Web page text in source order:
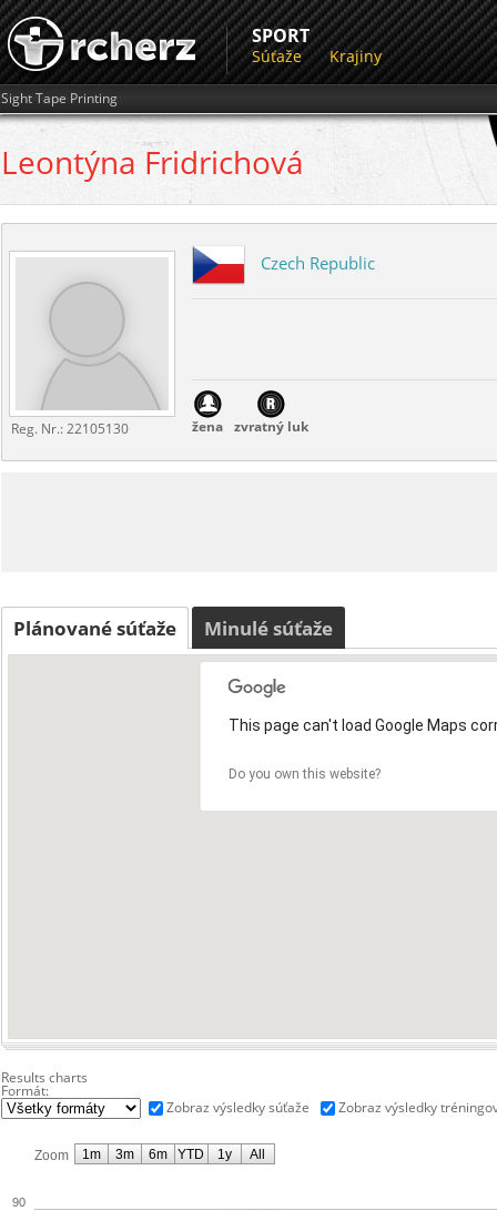
SPORT
Súťaže Krajiny
Sight Tape Printing
Leontýna Fridrichová
Reg. Nr.:22105130
Czech Republic
žena zvratný luk
Plánované súťaže Minulé súťaže
This page can't load Google Maps
Do you own this website?
Results charts
Formát:
Zobraz výsledky súťaže
Zobraz výsledky
Zoom
90
1m 3m 6m YTD 1y All